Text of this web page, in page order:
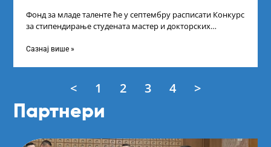
Фонд за младе таленте ће у септембру расписати Конкурс
за стипендирање студената мастер и докторских
Сазнај више »
< 1 2 3 4 >
Партнери